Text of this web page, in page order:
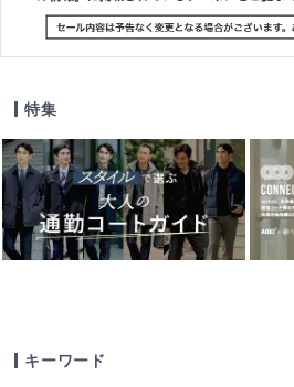
特集
キーワード